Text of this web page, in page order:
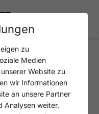
zu
Medien
Website zu
wir Informationen
an unsere Partner
Analysen weiter.